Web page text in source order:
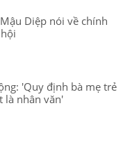
Diệp nói về chính
'Quy định bà mẹ trẻ
là nhân văn'